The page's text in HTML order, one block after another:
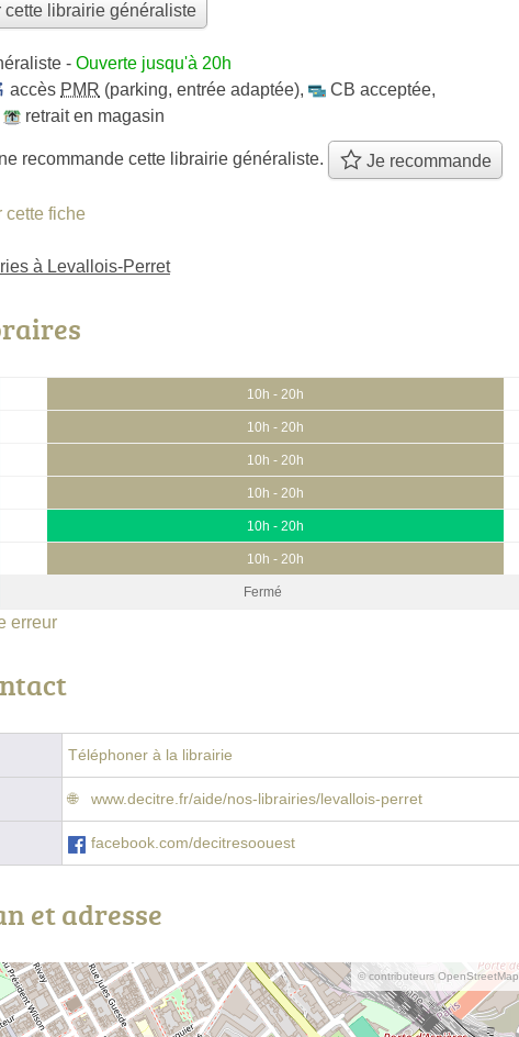
cette librairie généraliste
- Ouverte jusqu'à 20h
accès PMR (parking, entrée adaptée), CB acceptée,
retrait en magasin
recommande cette librairie généraliste. Je recommande
cette fiche
à Levallois-Perret
10h - 20h
10h - 20h
10h - 20h
10h - 20h
10h - 20h
10h - 20h
Fermé
erreur
Téléphoner à la librairie
www.decitre.fr/aide/nos-librairies/levallois-perret
facebook.com/decitresoouest
et adresse
© contributeurs OpenStreetMap